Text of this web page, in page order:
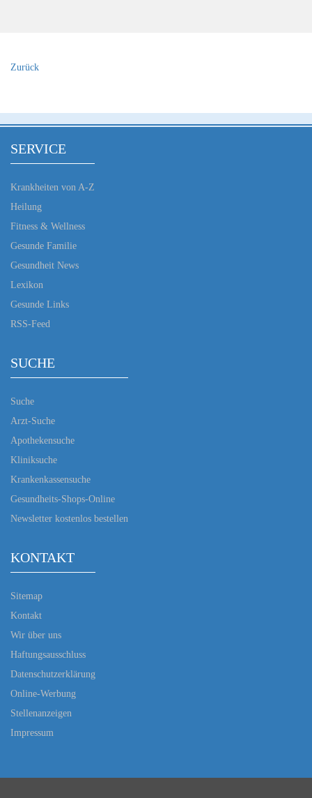
Zurück
SERVICE
Krankheiten von A-Z
Heilung
Fitness & Wellness
Gesunde Familie
Gesundheit News
Lexikon
Gesunde Links
RSS-Feed
SUCHE
Suche
Arzt-Suche
Apothekensuche
Kliniksuche
Krankenkassensuche
Gesundheits-Shops-Online
Newsletter kostenlos bestellen
KONTAKT
Sitemap
Kontakt
Wir über uns
Haftungsausschluss
Datenschutzerklärung
Online-Werbung
Stellenanzeigen
Impressum